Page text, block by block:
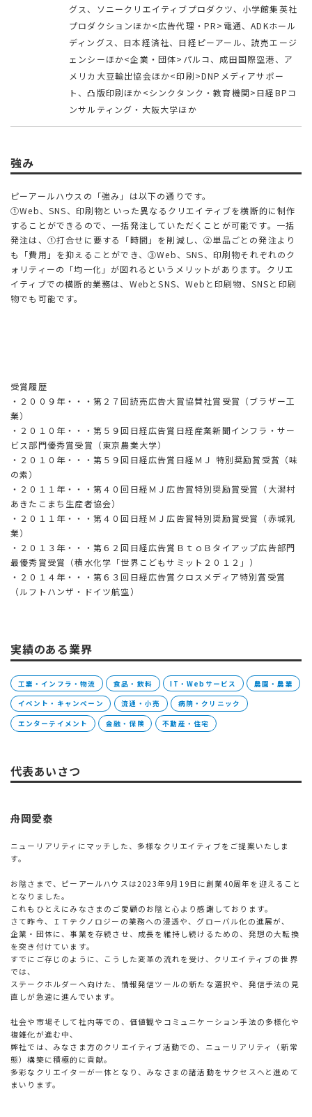
グス、ソニークリエイティブプロダクツ、小学館集英社
プロダクションほか<広告代理・PR>電通、ADKホール
ディングス、日本経済社、日経ピーアール、読売エージ
ェンシーほか<企業・団体>パルコ、成田国際空港、ア
メリカ大豆輸出協会ほか<印刷>DNPメディアサポー
ト、凸版印刷ほか<シンクタンク・教育機関>日経BPコ
ンサルティング・大阪大学ほか
強み
ピーアールハウスの「強み」は以下の通りです。
①Web、SNS、印刷物といった異なるクリエイティブを横断的に制作
することができるので、一括発注していただくことが可能です。一括
発注は、①打合せに要する「時間」を削減し、②単品ごとの発注より
も「費用」を抑えることができ、③Web、SNS、印刷物それぞれのク
ォリティーの「均一化」が図れるというメリットがあります。クリエ
イティブでの横断的業務は、WebとSNS、Webと印刷物、SNSと印刷
物でも可能です。
受賞履歴
・２００９年・・・第２７回読売広告大賞協賛社賞受賞（ブラザー工
業）
・２０１０年・・・第５９回日経広告賞日経産業新聞インフラ・サー
ビス部門優秀賞受賞（東京農業大学）
・２０１０年・・・第５９回日経広告賞日経ＭＪ 特別奨励賞受賞（味
の素）
・２０１１年・・・第４０回日経ＭＪ広告賞特別奨励賞受賞（大潟村
あきたこまち生産者協会）
・２０１１年・・・第４０回日経ＭＪ広告賞特別奨励賞受賞（赤城乳
業）
・２０１３年・・・第６２回日経広告賞ＢｔｏＢタイアップ広告部門
最優秀賞受賞（積水化学「世界こどもサミット２０１２」）
・２０１４年・・・第６３回日経広告賞クロスメディア特別賞受賞
（ルフトハンザ・ドイツ航空）
実績のある業界
工業・インフラ・物流 食品・飲料 IT・Webサービス 農園・農業
イベント・キャンペーン 流通・小売 病院・クリニック
エンターテイメント 金融・保険 不動産・住宅
代表あいさつ
舟岡愛泰
ニューリアリティにマッチした、多様なクリエイティブをご提案いたしま
す。
お陰さまで、ピーアールハウスは2023年9月19日に創業40周年を迎えること
となりました。
これもひとえにみなさまのご愛顧のお陰と心より感謝しております。
さて昨今、ＩＴテクノロジーの業務への浸透や、グローバル化の進展が、
企業・団体に、事業を存続させ、成長を維持し続けるための、発想の大転換
を突き付けています。
すでにご存じのように、こうした変革の流れを受け、クリエイティブの世界
では、
ステークホルダーへ向けた、情報発信ツールの新たな選択や、発信手法の見
直しが急速に進んでいます。
社会や市場そして社内等での、価値観やコミュニケーション手法の多様化や
複雑化が進む中、
弊社では、みなさま方のクリエイティブ活動での、ニューリアリティ（新常
態）構築に積極的に貢献。
多彩なクリエイターが一体となり、みなさまの諸活動をサクセスへと進めて
まいります。